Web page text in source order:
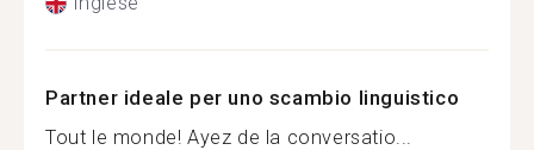
Partner ideale per uno scambio linguistico
Tout le monde! Ayez de la conversatio...